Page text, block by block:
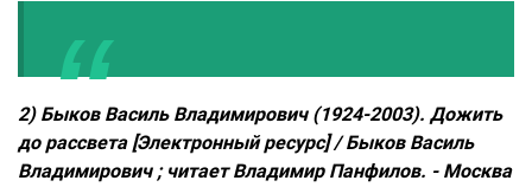
2) Быков Василь Владимирович (1924-2003). Дожить
до рассвета [Электронный ресурс] / Быков Василь
Владимирович ; читает Владимир Панфилов. - Москва